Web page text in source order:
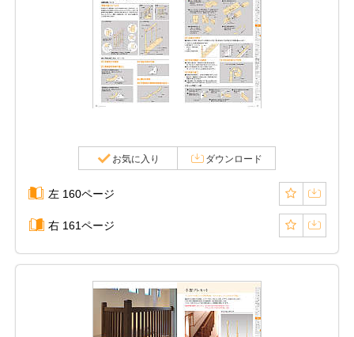
お気に入り ダウンロード
左 160ページ
右 161ページ